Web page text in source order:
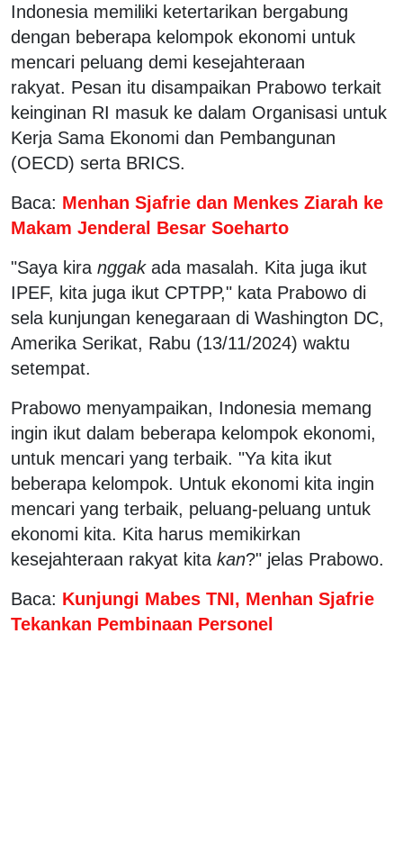
Indonesia memiliki ketertarikan bergabung
dengan beberapa kelompok ekonomi untuk
mencari peluang demi kesejahteraan
rakyat. Pesan itu disampaikan Prabowo terkait
keinginan RI masuk ke dalam Organisasi untuk
Kerja Sama Ekonomi dan Pembangunan
(OECD) serta BRICS.
Baca: Menhan Sjafrie dan Menkes Ziarah ke
Makam Jenderal Besar Soeharto
"Saya kira nggakada masalah. Kita juga ikut
IPEF, kita juga ikut CPTPP," kata Prabowo di
sela kunjungan kenegaraan di Washington DC,
Amerika Serikat, Rabu (13/11/2024) waktu
setempat.
Prabowo menyampaikan, Indonesia memang
ingin ikut dalam beberapa kelompok ekonomi,
untuk mencari yang terbaik. "Ya kita ikut
beberapa kelompok. Untuk ekonomi kita ingin
mencari yang terbaik, peluang-peluang untuk
ekonomi kita. Kita harus memikirkan
kesejahteraan rakyat kita kan?" jelas Prabowo.
Baca: Kunjungi Mabes TNI, Menhan Sjafrie
Tekankan Pembinaan Personel